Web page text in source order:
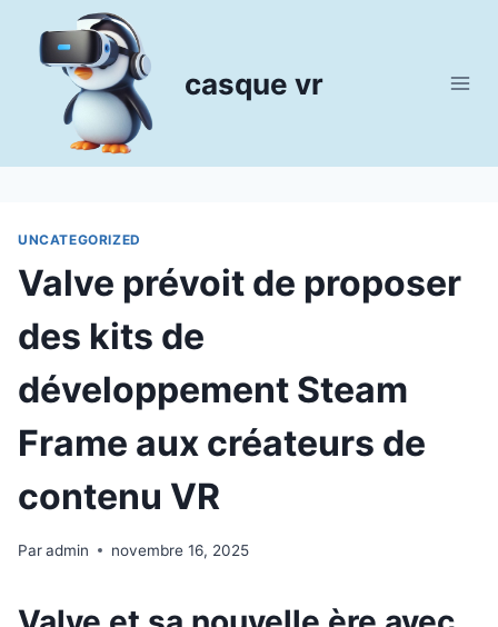
contenu
casque vr
UNCATEGORIZED
Valve prévoit de proposer
des kits de
développement Steam
Frame aux créateurs de
contenu VR
Paradmin novembre 16, 2025